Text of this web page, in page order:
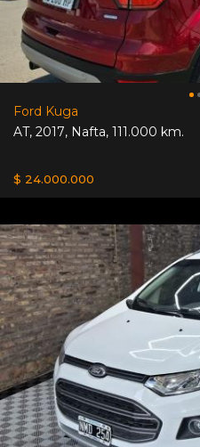
Ford Kuga
AT, 2017, Nafta, 111.000 km.
$ 24.000.000